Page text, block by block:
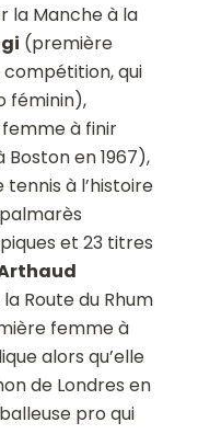
la Manche à la
(première
qui
féminin),
à finir
en 1967),
tennis à l’histoire
et 23 titres
Route du Rhum
femme à
alors qu’elle
de Londres en
pro qui